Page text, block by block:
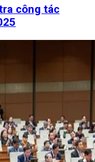
công tác